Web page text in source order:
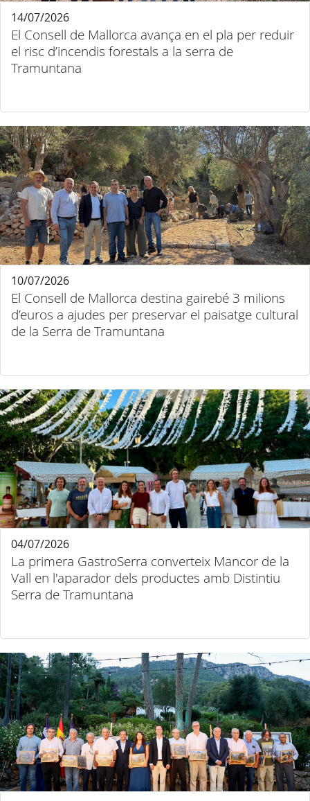
El Consell de Mallorca avança en el pla per reduir
el risc d’incendis forestals a la serra de
Tramuntana
14/07/2026
El Consell de Mallorca destina gairebé 3 milions
d’euros a ajudes per preservar el paisatge cultural
de la Serra de Tramuntana
10/07/2026
La primera GastroSerra converteix Mancor de la
Vall en l'aparador dels productes amb Distintiu
Serra de Tramuntana
04/07/2026